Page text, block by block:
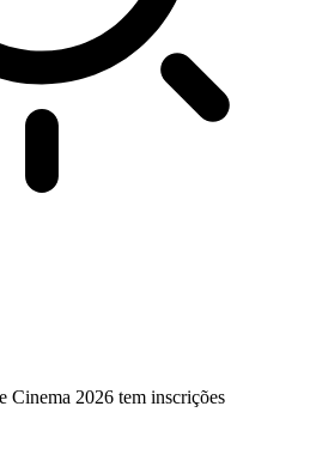
Cinema 2026 tem inscrições